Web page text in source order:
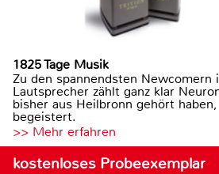
1825 Tage Musik
Zu den spannendsten Newcomern
Lautsprecher zählt ganz klar
bisher aus Heilbronn gehört
begeistert.
>> Mehr erfahren
kostenloses Probeexemplar